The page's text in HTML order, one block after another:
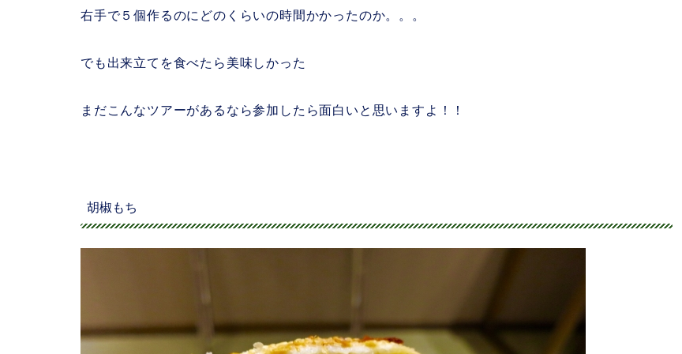
右手で５個作るのにどのくらいの時間かかったのか。。。
でも出来立てを食べたら美味しかった
まだこんなツアーがあるなら参加したら面白いと思いますよ！！
胡椒もち